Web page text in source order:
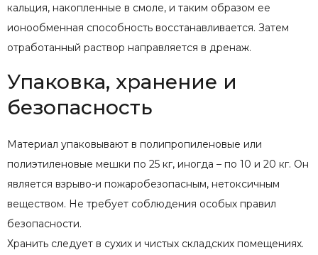
кальция, накопленные в смоле, и таким образом ее
ионообменная способность восстанавливается. Затем
отработанный раствор направляется в дренаж.
Упаковка, хранение и
безопасность
Материал упаковывают в полипропиленовые или
полиэтиленовые мешки по 25 кг, иногда – по 10 и 20 кг. Он
является взрыво-и пожаробезопасным, нетоксичным
веществом. Не требует соблюдения особых правил
безопасности.
Хранить следует в сухих и чистых складских помещениях.